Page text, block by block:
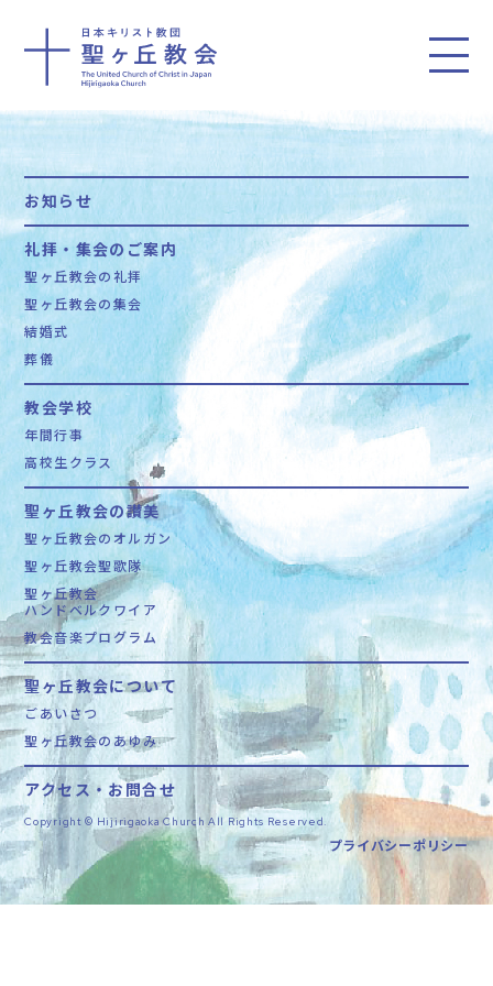
お知らせ
礼拝・集会のご案内
聖ヶ丘教会の礼拝
聖ヶ丘教会の集会
結婚式
葬儀
教会学校
年間行事
高校生クラス
聖ヶ丘教会の讃美
聖ヶ丘教会のオルガン
聖ヶ丘教会聖歌隊
聖ヶ丘教会
ハンドベルクワイア
教会音楽プログラム
聖ヶ丘教会について
ごあいさつ
聖ヶ丘教会のあゆみ
アクセス・お問合せ
Copyright © Hijirigaoka Church All Rights Reserved.
プライバシーポリシー